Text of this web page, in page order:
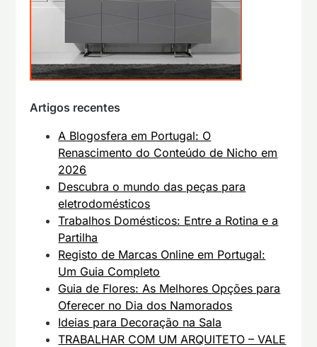
Artigos recentes
A Blogosfera em Portugal: O
Renascimento do Conteúdo de Nicho em
2026
Descubra o mundo das peças para
eletrodomésticos
Trabalhos Domésticos: Entre a Rotina e a
Partilha
Registo de Marcas Online em Portugal:
Um Guia Completo
Guia de Flores: As Melhores Opções para
Oferecer no Dia dos Namorados
Ideias para Decoração na Sala
TRABALHAR COM UM ARQUITETO – VALE